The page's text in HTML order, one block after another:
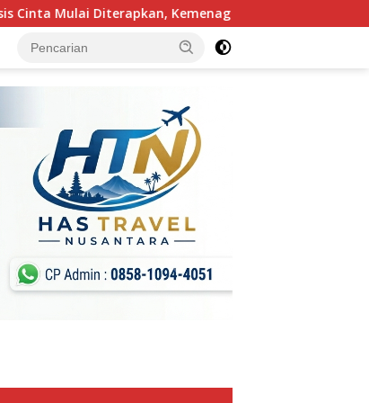
Kemenag Cilegon Minta Guru Mengajar Pakai Hati